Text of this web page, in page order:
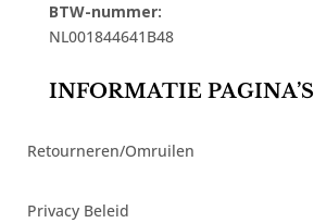
BTW-nummer:
NL001844641B48
INFORMATIE PAGINA’S
Retourneren/Omruilen
Privacy Beleid